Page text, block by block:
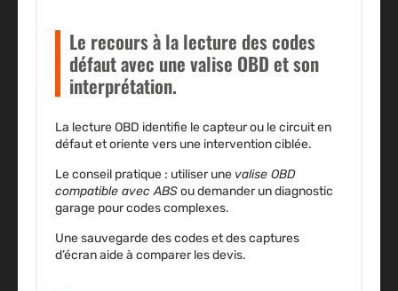
Le recours à la lecture des codes
défaut avec une valise OBD et son
interprétation.
La lecture OBD identifie le capteur ou le circuit en
défaut et oriente vers une intervention ciblée.
Le conseil pratique : utiliser une valise OBD
compatible avec ABSou demander un diagnostic
garage pour codes complexes.
Une sauvegarde des codes et des captures
d’écran aide à comparer les devis.